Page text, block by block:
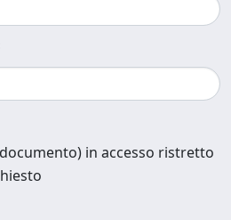
in accesso ristretto